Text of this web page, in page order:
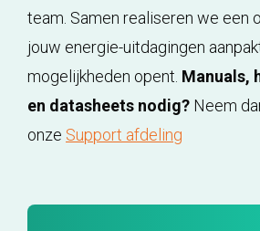
team. Samen realiseren we een
jouw energie-uitdagingen
mogelijkheden opent. Manuals,
en datasheets nodig? Neem
onze Support afdeling